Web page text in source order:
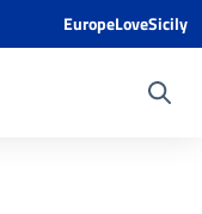
EuropeLoveSicily